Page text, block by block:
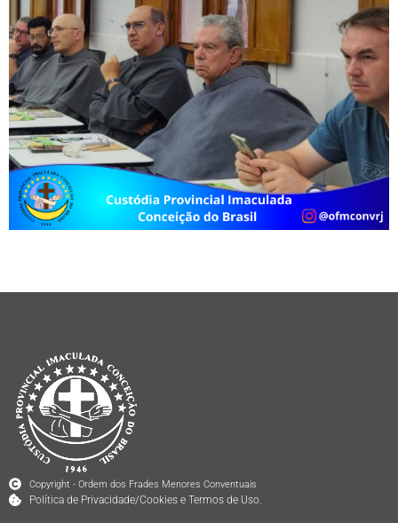
Copyright - Ordem dos Frades Menores Conventuais
Política de Privacidade/Cookies e Termos de Uso.